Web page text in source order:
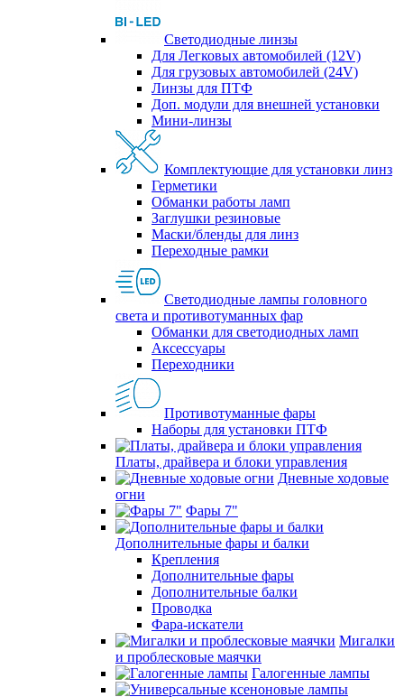
Светодиодные линзы
Для Легковых автомобилей (12V)
Для грузовых автомобилей (24V)
Линзы для ПТФ
Доп. модули для внешней установки
Мини-линзы
Комплектующие для установки линз
Герметики
Обманки работы ламп
Заглушки резиновые
Маски/бленды для линз
Переходные рамки
Светодиодные лампы головного
света и противотуманных фар
Обманки для светодиодных ламп
Аксессуары
Переходники
Противотуманные фары
Наборы для установки ПТФ
Платы, драйвера и блоки управления
Дневные ходовые
огни
Фары 7"
Дополнительные фары и балки
Крепления
Дополнительные фары
Дополнительные балки
Проводка
Фара-искатели
Мигалки
и проблесковые маячки
Галогенные лампы